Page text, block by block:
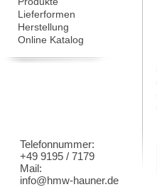
Lieferformen
Herstellung
Online Katalog
Telefonnummer:
+49 9195 / 7179
Mail:
info@hmw-hauner.de